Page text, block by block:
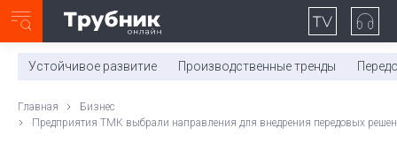
0:00/ 11:03
Устойчивое развитие Производственные тренды
Главная
Бизнес
Предприятия ТМК выбрали направления для внедрения передовых